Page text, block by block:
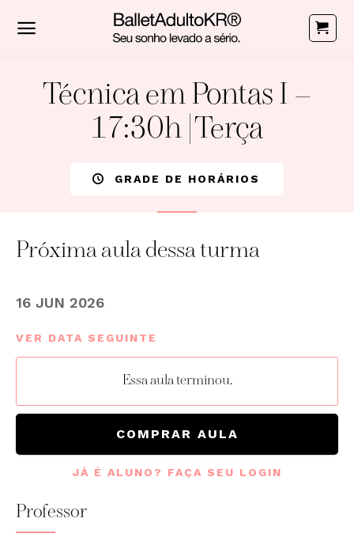
Técnica em Pontas I –
17:30h | Terça
GRADE DE HORÁRIOS
Próxima aula dessa turma
16 JUN 2026
VER DATA SEGUINTE
Essa aula terminou.
COMPRAR AULA
JÁ É ALUNO? FAÇA SEU LOGIN
Professor